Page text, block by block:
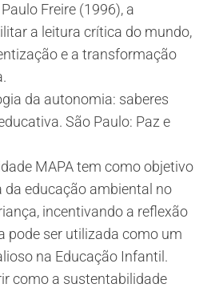
Freire (1996), a
a leitura crítica do mundo,
e a transformação
da autonomia: saberes
São Paulo: Paz e
MAPA tem como objetivo
educação ambiental no
incentivando a reflexão
pode ser utilizada como um
na Educação Infantil.
como a sustentabilidade